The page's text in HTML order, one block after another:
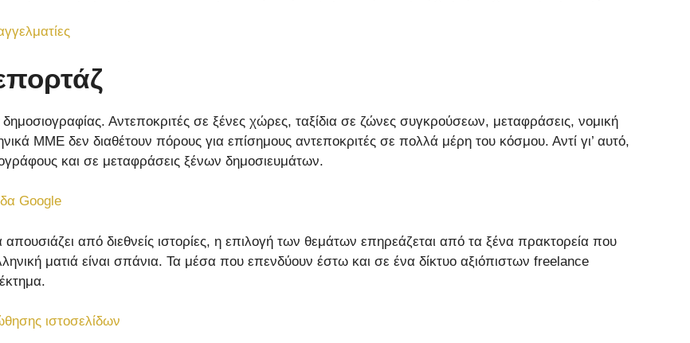
Αντεποκριτές σε ξένες χώρες, ταξίδια σε ζώνες συγκρούσεων, μεταφράσεις, νομική
ΜΜΕ δεν διαθέτουν πόρους για επίσημους αντεποκριτές σε πολλά μέρη του κόσμου. Αντί γι’ αυτό,
και σε μεταφράσεις ξένων δημοσιευμάτων.
Google
από διεθνείς ιστορίες, η επιλογή των θεμάτων επηρεάζεται από τα ξένα πρακτορεία που
ματιά είναι σπάνια. Τα μέσα που επενδύουν έστω και σε ένα δίκτυο αξιόπιστων freelance
ιστοσελίδων